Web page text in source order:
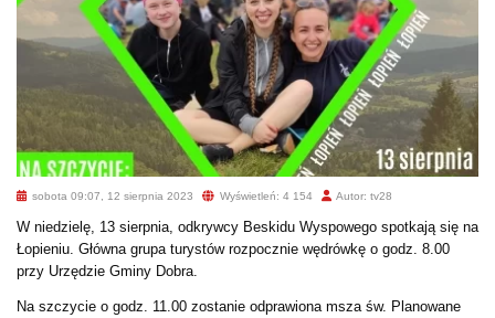
sobota 09:07, 12 sierpnia 2023 Wyświetleń: 4 154 Autor: tv28
W niedzielę, 13 sierpnia, odkrywcy Beskidu Wyspowego spotkają się na
Łopieniu. Główna grupa turystów rozpocznie wędrówkę o godz. 8.00
przy Urzędzie Gminy Dobra.
Na szczycie o godz. 11.00 zostanie odprawiona msza św. Planowane